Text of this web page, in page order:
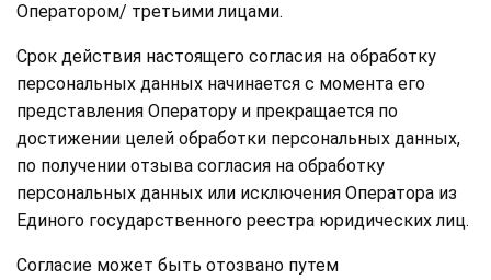
Оператором/ третьими лицами.
Срок действия настоящего согласия на обработку
персональных данных начинается с момента его
представления Оператору и прекращается по
достижении целей обработки персональных данных,
по получении отзыва согласия на обработку
персональных данных или исключения Оператора из
Единого государственного реестра юридических лиц.
Согласие может быть отозвано путем